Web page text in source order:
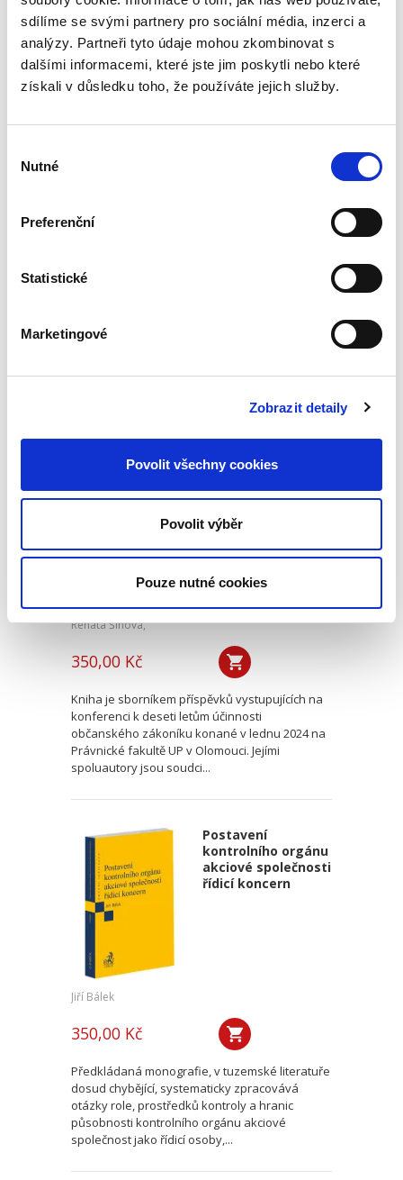
sdílíme se svými partnery pro sociální média, inzerci a
analýzy. Partneři tyto údaje mohou zkombinovat s
dalšími informacemi, které jste jim poskytli nebo které
získali v důsledku toho, že používáte jejich služby.
souhlasu
Nutné
Preferenční
Statistické
Marketingové
Zobrazit detaily
Povolit všechny cookies
Povolit výběr
Pouze nutné cookies
ryzí teorii, v knize čtenář nalezne srozumitelná
řešení...
Nepominutelný
vydědění
340,00 Kč
Nová monografie se věnuje problematice
nepominutelného dědice, jeho vydědění a
nového občanského zákoníku v roce 2014 stala
Deset let účinnosti
zákoníku
Renáta Šínová,
350,00 Kč
Kniha je sborníkem příspěvků vystupujících na
konferenci k deseti letům účinnosti
občanského zákoníku konané v lednu 2024 na
Právnické fakultě UP v Olomouci. Jejími
spoluautory jsou soudci...
Postavení
kontrolního orgánu
akciové společnosti
řídicí koncern
Jiří Bálek
350,00 Kč
Předkládaná monografie, v tuzemské literatuře
dosud chybějící, systematicky zpracovává
otázky role, prostředků kontroly a hranic
působnosti kontrolního orgánu akciové
společnost jako řídicí osoby,...